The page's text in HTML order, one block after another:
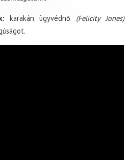
karakán ügyvédnő (Felicity Jones)